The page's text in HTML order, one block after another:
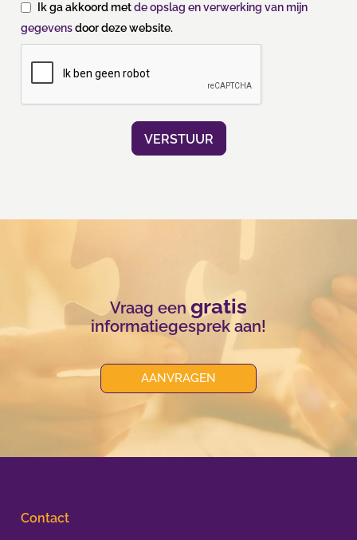
Ik ga akkoord metde opslag en verwerking van mijn
gegevensdoor deze website.
Vraag een gratis
informatiegesprek aan!
AANVRAGEN
Contact